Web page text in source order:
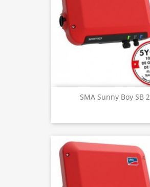
SMA Sunny Boy SB 2